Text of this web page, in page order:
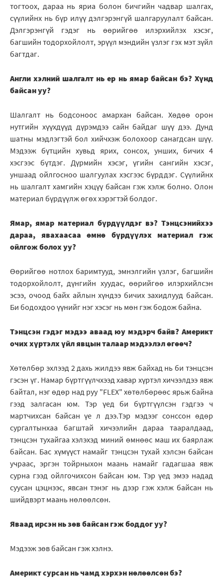
тогтоох, дараа нь яриа болон бичгийн чадвар шалгах,
сүүлийнх нь бүр илүү дэлгэрэнгүй шалгаруулалт байсан.
Дэлгэрэнгүй гэдэг нь өөрийгөө илэрхийлэх хэсэг,
багшийн тодорхойлолт, эрүүл мэндийн үзлэг гэх мэт зүйл
багтдаг.
Англи хэлний шалгалт нь ер нь ямар байсан бэ? Хүнд
байсан уу?
Шалгалт нь бодсоноос амархан байсан. Хөдөө орон
нутгийн хүүхдүүд дүрэмдээ сайн байдаг шүү дээ. Дунд
шатны мэдлэгтэй бол хийчхэж болохоор санагдсан шүү.
Мэдээж бүтцийн хувьд ярих, сонсох, унших, бичих 4
хэсгээс бүтдэг. Дүрмийн хэсэг, үгийн сангийн хэсэг,
уншаад ойлгосноо шалгуулах хэсгээс бүрддэг. Сүүлийнх
нь шалгалт хамгийн хэцүү байсан гэж хэлж болно. Олон
материал бүрдүүлж өгөх хэрэгтэй болдог.
Ямар, ямар материал бүрдүүлдэг вэ? Тэнцсэнийхээ
дараа, явахаасаа өмнө бүрдүүлэх материал гэж
ойлгож болох уу?
Өөрийгөө нотлох баримтууд, эмнэлгийн үзлэг, багшийн
тодорхойлолт, дүнгийн хуудас, өөрийгөө илэрхийлсэн
эсээ, очоод байх айлын хүндээ бичих захидлууд байсан.
Би бодохдоо үүнийг нэг хэсэг нь мөн гэж бодож байна.
Тэнцсэн гэдэг мэдээ аваад юу мэдэрч байв? Америкт
очих хүртэлх үйл явцын талаар мэдээлэл өгөөч?
Хөтөлбөр эхлээд 2 дахь жилдээ явж байхад нь би тэнцсэн
гэсэн үг. Намар бүртгүүлчхээд хавар хүртэл хичээлдээ явж
байтал, нэг өдөр над руу "FLEX" хөтөлбөрөөс ярьж байна
гээд залгасан юм. Тэр үед би бүртгүүлсэн гэдгээ ч
мартчихсан байсан үе л дээ.Тэр мэдээг сонссон өдөр
сургалтынхаа багштай хичээлийн дараа тааралдаад,
тэнцсэн тухайгаа хэлэхэд миний өмнөөс маш их баярлаж
байсан. Бас хүмүүст намайг тэнцсэн тухай хэлсэн байсан
учраас, эргэн тойрныхон маань намайг гадагшаа явж
сурна гээд ойлгочихсон байсан юм. Тэр үед эмээ надад
суусан цэцнээс, явсан тэнэг нь дээр гэж хэлж байсан нь
шийдвэрт маань нөлөөлсөн.
Яваад ирсэн нь зөв байсан гэж боддог уу?
Мэдээж зөв байсан гэж хэлнэ.
Америкт сурсан нь чамд хэрхэн нөлөөлсөн бэ?